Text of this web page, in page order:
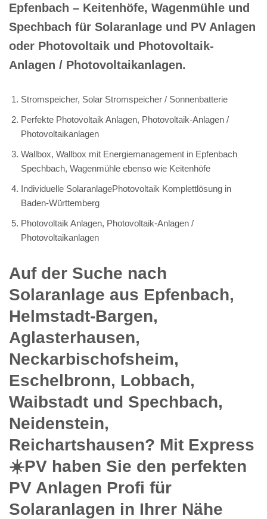
Epfenbach – Keitenhöfe, Wagenmühle und
Spechbach für Solaranlage und PV Anlagen
oder Photovoltaik und Photovoltaik-
Anlagen / Photovoltaikanlagen.
Stromspeicher, Solar Stromspeicher / Sonnenbatterie
Perfekte Photovoltaik Anlagen, Photovoltaik-Anlagen /
Photovoltaikanlagen
Wallbox, Wallbox mit Energiemanagement in Epfenbach
Spechbach, Wagenmühle ebenso wie Keitenhöfe
Individuelle SolaranlagePhotovoltaik Komplettlösung in
Baden-Württemberg
Photovoltaik Anlagen, Photovoltaik-Anlagen /
Photovoltaikanlagen
Auf der Suche nach
Solaranlage aus Epfenbach,
Helmstadt-Bargen,
Aglasterhausen,
Neckarbischofsheim,
Eschelbronn, Lobbach,
Waibstadt und Spechbach,
Neidenstein,
Reichartshausen? Mit Express
☀️PV️ haben Sie den perfekten
PV Anlagen Profi für
Solaranlagen in Ihrer Nähe